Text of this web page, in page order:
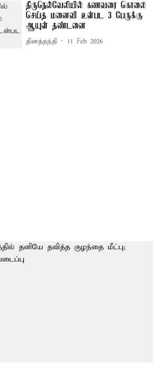
திருநெல்வேலியில் கணவரை கொலை
செய்த மனைவி உள்பட 3 பேருக்கு
ஆயுள் தண்டனை
தினத்தந்தி 11 Feb 2026